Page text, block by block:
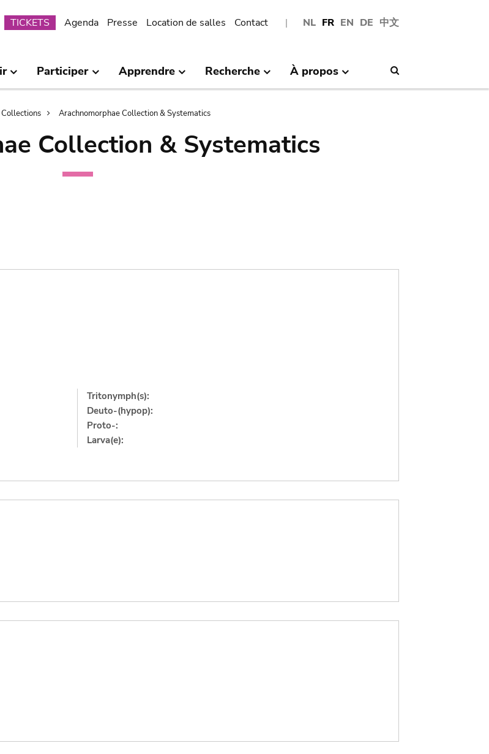
NL FR EN DE 中文
Submenu
TICKETS Agenda Presse Location de salles Contact
Participer Apprendre Recherche À propos
Collections Arachnomorphae Collection & Systematics
Collection & Systematics
Tritonymph(s):
Deuto-(hypop):
Proto-:
Larva(e):